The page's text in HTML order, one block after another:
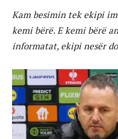
Kam besimin tek ekipi
kemi bërë. E kemi bërë
informatat, ekipi nesër